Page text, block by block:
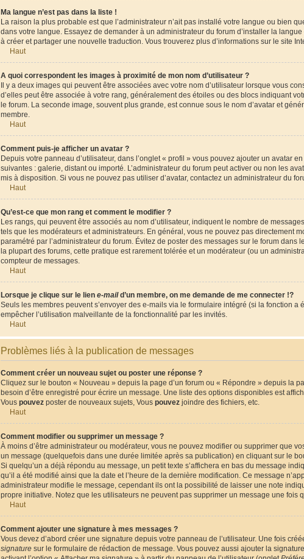
Ma langue n’est pas dans la liste !
La raison la plus probable est que l’administrateur n’ait pas installé votre langue ou bien
dans votre langue. Essayez de demander à un administrateur du forum d’installer la
à créer et partager une nouvelle traduction. Vous trouverez plus d’informations sur le site
Haut
A quoi correspondent les images à proximité de mon nom d’utilisateur ?
Il y a deux images qui peuvent être associées avec votre nom d’utilisateur lorsque vous
d’elles peut être associée à votre rang, généralement des étoiles ou des blocs indiquant
le forum. La seconde image, souvent plus grande, est connue sous le nom d’avatar et
membre.
Haut
Comment puis-je afficher un avatar ?
Depuis votre panneau d’utilisateur, dans l’onglet « profil » vous pouvez ajouter un avatar
suivantes : galerie, distant ou importé. L’administrateur du forum peut activer ou non les
mis à disposition. Si vous ne pouvez pas utiliser d’avatar, contactez un administrateur du
Haut
Qu’est-ce que mon rang et comment le modifier ?
Les rangs, qui peuvent être associés au nom d’utilisateur, indiquent le nombre de
tels que les modérateurs et administrateurs. En général, vous ne pouvez pas directement
paramétré par l’administrateur du forum. Évitez de poster des messages sur le forum dans
la plupart des forums, cette pratique est rarement tolérée et un modérateur (ou un
compteur de messages.
Haut
Lorsque je clique sur le lien e-maild’un membre, on me demande de me connecter !?
Seuls les membres peuvent s’envoyer des e-mails via le formulaire intégré (si la fonction a
empêcher l’utilisation malveillante de la fonctionnalité par les invités.
Haut
Problèmes liés à la publication de messages
Comment créer un nouveau sujet ou poster une réponse ?
Cliquez sur le bouton « Nouveau » depuis la page d’un forum ou « Répondre » depuis la
besoin d’être enregistré pour écrire un message. Une liste des options disponibles est
Vous pouvez poster de nouveaux sujets, Vous pouvez joindre des fichiers, etc.
Haut
Comment modifier ou supprimer un message ?
À moins d’être administrateur ou modérateur, vous ne pouvez modifier ou supprimer que
un message (quelquefois dans une durée limitée après sa publication) en cliquant sur le
Si quelqu’un a déjà répondu au message, un petit texte s’affichera en bas du message
qu’il a été modifié ainsi que la date et l’heure de la dernière modification. Ce message
administrateur modifie le message, cependant ils ont la possibilité de laisser une note
propre initiative. Notez que les utilisateurs ne peuvent pas supprimer un message une fois
Haut
Comment ajouter une signature à mes messages ?
Vous devez d’abord créer une signature depuis votre panneau de l’utilisateur. Une fois
signature sur le formulaire de rédaction de message. Vous pouvez aussi ajouter la